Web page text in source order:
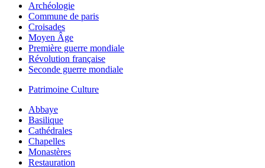
Archéologie
Commune de paris
Croisades
Moyen Âge
Première guerre mondiale
Révolution française
Seconde guerre mondiale
Patrimoine Culture
Abbaye
Basilique
Cathédrales
Chapelles
Monastères
Restauration